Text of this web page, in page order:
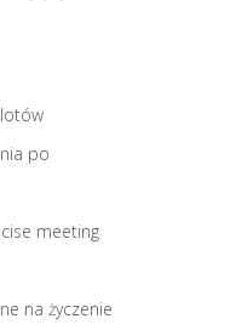
po
meeting
na życzenie